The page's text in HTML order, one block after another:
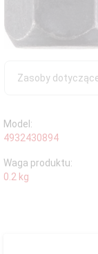
Zasoby
Model:
4932430894
Waga produktu:
0.2 kg